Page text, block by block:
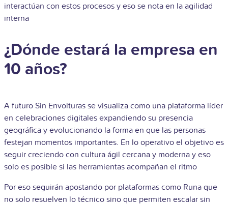
interactúan con estos procesos y eso se nota en la agilidad
interna
¿Dónde estará la empresa en
10 años?
A futuro Sin Envolturas se visualiza como una plataforma líder
en celebraciones digitales expandiendo su presencia
geográfica y evolucionando la forma en que las personas
festejan momentos importantes. En lo operativo el objetivo es
seguir creciendo con cultura ágil cercana y moderna y eso
solo es posible si las herramientas acompañan el ritmo
Por eso seguirán apostando por plataformas como Runa que
no solo resuelven lo técnico sino que permiten escalar sin